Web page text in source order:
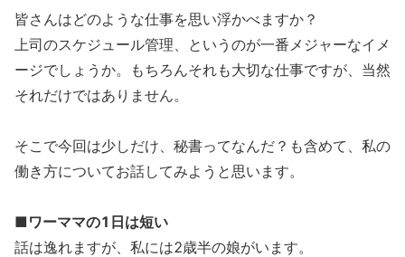
皆さんはどのような仕事を思い浮かべますか？
上司のスケジュール管理、というのが一番メジャーなイメ
ージでしょうか。もちろんそれも大切な仕事ですが、当然
それだけではありません。
そこで今回は少しだけ、秘書ってなんだ？も含めて、私の
働き方についてお話してみようと思います。
■ワーママの1日は短い
話は逸れますが、私には2歳半の娘がいます。